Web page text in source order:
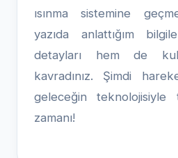
ısınma sistemine
yazıda anlattığım
detayları hem de
kavradınız. Şimdi
geleceğin teknolojisiyle
zamanı!